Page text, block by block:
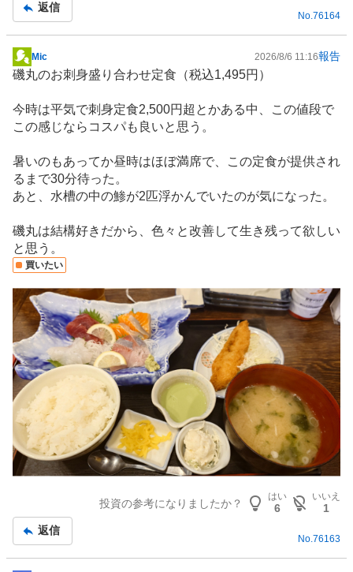
%
様
子
0
%
売
り
た
0
%
、
強
く
売
り
た
い
2
2
2
2
%
返信
No. 76164
掲
示
記
事
Mic 2026/8/6 11:16報告
磯丸のお刺身盛り合わせ定食（税込1,495円）
今時は平気で刺身定食2,500円超とかある中、この値段で
この感じならコスパも良いと思う。
暑いのもあってか昼時はほぼ満席で、この定食が提供され
るまで30分待った。
あと、水槽の中の鯵が2匹浮かんでいたのが気になった。
磯丸は結構好きだから、色々と改善して生き残って欲しい
と思う。
買いたい
投資の参考になりましたか？
はい
6
いいえ
1
返信
No. 76163